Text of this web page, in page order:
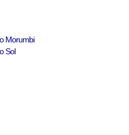
Morumbi
Sol